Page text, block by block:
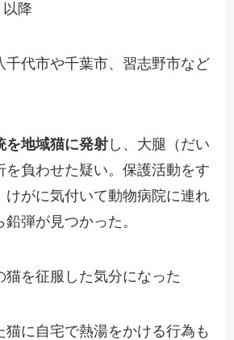
以降
千代市や千葉市、習志野市など
を地域猫に発射 し、大腿（だい
を負わせた疑い。保護活動をす
けがに気付いて動物病院に連れ
弾が見つかった。
猫を征服した気分になった
猫に自宅で熱湯をかける行為も